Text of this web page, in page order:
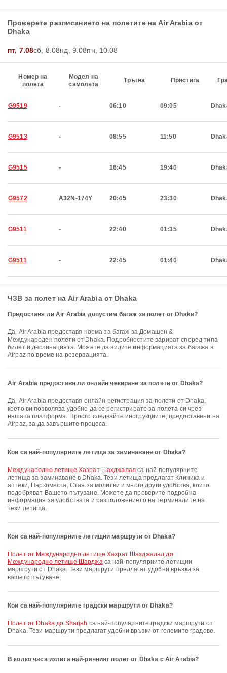
Проверете разписанието на полетите на Air Arabia от
Dhaka
пт, 7.08сб, 8.08нд, 9.08пн, 10.08
Номер на
полета
Модел на
самолета
Тръгва Пристига
G9519 - 06:10 09:05
G9513 - 08:55 11:50
G9515 - 16:45 19:40
G9572 A32N-174Y 20:45 23:30
G9511 - 22:40 01:35
G9511 - 22:45 01:40
ЧЗВ за полет на Air Arabia от Dhaka
Предоставя ли Air Arabia допустим багаж за полет от Dhaka?
Да, Air Arabia предоставя норма за багаж за Домашен &
Международен полети от Dhaka. Подробностите варират според типа
билет и дестинацията. Можете да видите информацията за багажа в
Airpaz по време на резервацията.
Air Arabia предоставя ли онлайн чекиране за полети от Dhaka?
Да, Air Arabia предоставя онлайн регистрация за полети от Dhaka,
което ви позволява удобно да се регистрирате за полета си чрез
нашата платформа. Просто следвайте инструкциите, предоставени на
Airpaz, за да завършите процеса.
Кои са най-популярните летища за заминаване от Dhaka?
Международно летище Хазрат Шахджалал са най-популярните
летища за заминаване в Dhaka. Тези летища предлагат Клиника и
аптеки, Паркоместа, Стая за молитви и много други удобства, които
подобряват Вашето пътуване. Можете да проверите подробна
информация за удобствата и разположението на терминалите на
тези летища.
Кои са най-популярните летищни маршрути от Dhaka?
полет от Международно летище Хазрат Шахджалал до
Международно летище Шарджаса най-популярните летищни
маршрути от Dhaka. Тези маршрути предлагат удобни връзки за
вашето пътуване.
Кои са най-популярните градски маршрути от Dhaka?
полет от Dhaka до Sharjah са най-популярните градски маршрути от
Dhaka. Тези маршрути предлагат удобни връзки от големите градове.
В колко часа излита най-ранният полет от Dhaka с Air Arabia?